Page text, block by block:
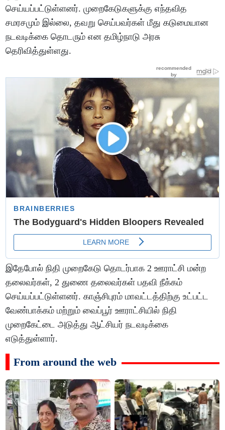
செய்யப்பட்டுள்ளனர். முறைகேடுகளுக்கு எந்தவித
சமரசமும் இல்லை, தவறு செய்பவர்கள் மீது கடுமையான
நடவடிக்கை தொடரும் என தமிழ்நாடு அரசு
தெரிவித்துள்ளது.
இதேபோல் நிதி முறைகேடு தொடர்பாக 2 ஊராட்சி மன்ற
தலைவர்கள், 2 துணை தலைவர்கள் பதவி நீக்கம்
செய்யப்பட்டுள்ளனர். காஞ்சிபுரம் மாவட்டத்திற்கு உட்பட்ட
வேண்பாக்கம் மற்றும் வைப்பூர் ஊராட்சியில் நிதி
முறைகேட்டை அடுத்து ஆட்சியர் நடவடிக்கை
எடுத்துள்ளார்.
From around the web